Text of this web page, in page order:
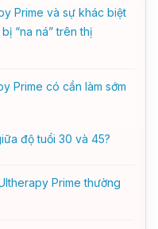
Prime và sự khác biệt
“na ná” trên thị
Prime có cần làm sớm
độ tuổi 30 và 45?
Prime thường